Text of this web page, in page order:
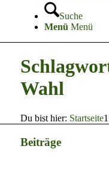
Suche
Menü Menü
Wahl
Du bist hier: Startseite1
Beiträge